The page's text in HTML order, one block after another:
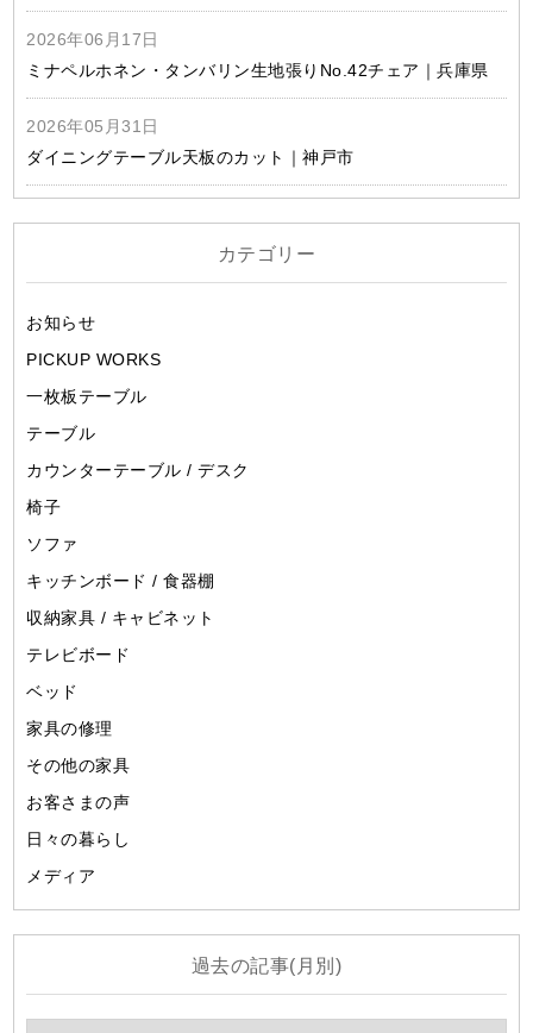
2026年06月17日
ミナペルホネン・タンバリン生地張りNo.42チェア｜兵庫県
2026年05月31日
ダイニングテーブル天板のカット｜神戸市
カテゴリー
お知らせ
PICKUP WORKS
一枚板テーブル
テーブル
カウンターテーブル / デスク
椅子
ソファ
キッチンボード / 食器棚
収納家具 / キャビネット
テレビボード
ベッド
家具の修理
その他の家具
お客さまの声
日々の暮らし
メディア
過去の記事(月別)